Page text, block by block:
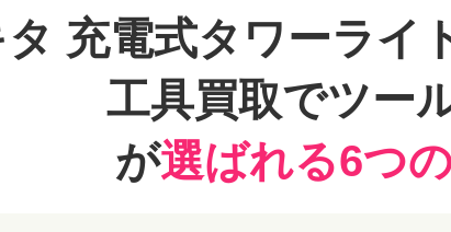
充電式タワーライ
工具買取でツー
が選ばれる6つ